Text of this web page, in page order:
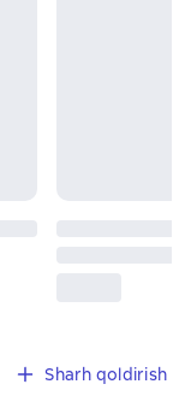
Sharh qoldirish